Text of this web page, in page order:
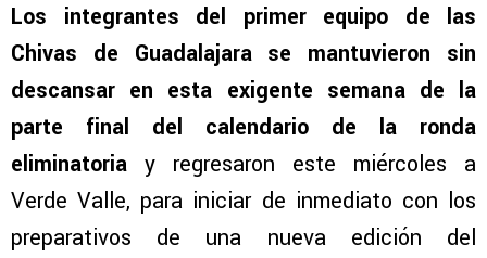
Los integrantes del primer equipo de las
Chivas de Guadalajara se mantuvieron sin
descansar en esta exigente semana de la
parte final del calendario de la ronda
eliminatoria y regresaron este miércoles a
Verde Valle, para iniciar de inmediato con los
preparativos de una nueva edición del